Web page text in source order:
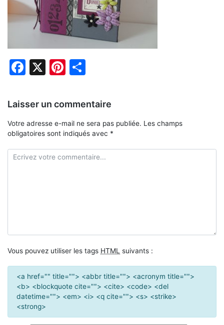
Facebook
X Pinterest
Laisser un commentaire
Votre adresse e-mail ne sera pas publiée. Les champs
obligatoires sont indiqués avec *
Vous pouvez utiliser les tags HTML suivants :
<a href="" title=""> <abbr title=""> <acronym title="">
<b> <blockquote cite=""> <cite> <code> <del
datetime=""> <em> <i> <q cite=""> <s> <strike>
<strong>